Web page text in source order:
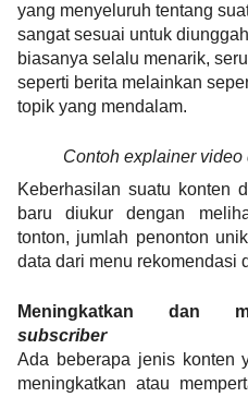
yang menyeluruh tentang
sangat sesuai untuk
biasanya selalu menarik,
seperti berita melainkan
topik yang mendalam.
Contoh explainer
Keberhasilan suatu konten
baru diukur dengan
tonton, jumlah penonton
data dari menu rekomendasi
subscriber
Ada beberapa jenis konten
meningkatkan atau